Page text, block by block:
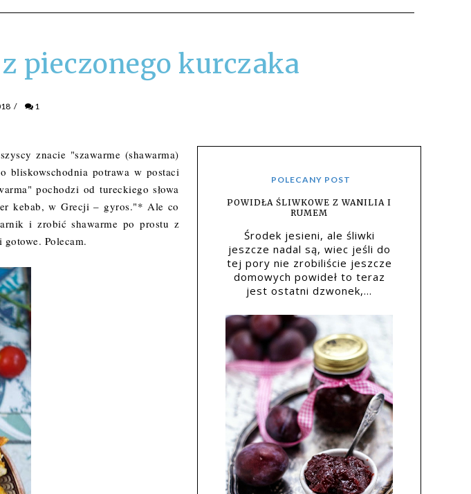
pieczonego kurczaka
/ 1
znacie "szawarme (shawarma)
bliskowschodnia potrawa w postaci
pochodzi od tureckiego słowa
kebab, w Grecji – gyros."* Ale co
i zrobić shawarme po prostu z
Polecam.
POLECANY POST
POWIDŁA ŚLIWKOWE Z WANILIA I
RUMEM
Środek jesieni, ale śliwki
jeszcze nadal są, wiec jeśli do
tej pory nie zrobiliście jeszcze
domowych powideł to teraz
jest ostatni dzwonek,...